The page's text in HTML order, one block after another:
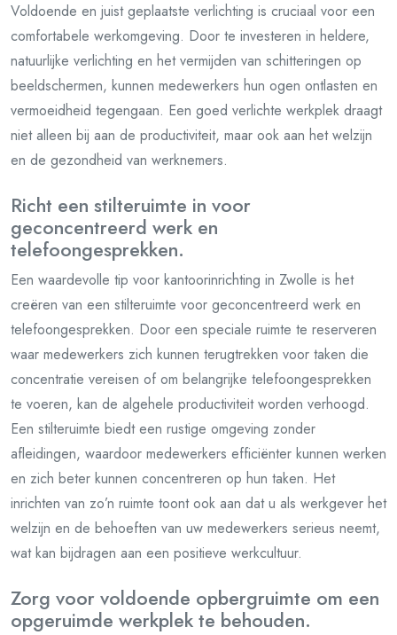
Voldoende en juist geplaatste verlichting is cruciaal voor een
comfortabele werkomgeving. Door te investeren in heldere,
natuurlijke verlichting en het vermijden van schitteringen op
beeldschermen, kunnen medewerkers hun ogen ontlasten en
vermoeidheid tegengaan. Een goed verlichte werkplek draagt
niet alleen bij aan de productiviteit, maar ook aan het welzijn
en de gezondheid van werknemers.
Richt een stilteruimte in voor
geconcentreerd werk en
telefoongesprekken.
Een waardevolle tip voor kantoorinrichting in Zwolle is het
creëren van een stilteruimte voor geconcentreerd werk en
telefoongesprekken. Door een speciale ruimte te reserveren
waar medewerkers zich kunnen terugtrekken voor taken die
concentratie vereisen of om belangrijke telefoongesprekken
te voeren, kan de algehele productiviteit worden verhoogd.
Een stilteruimte biedt een rustige omgeving zonder
afleidingen, waardoor medewerkers efficiënter kunnen werken
en zich beter kunnen concentreren op hun taken. Het
inrichten van zo’n ruimte toont ook aan dat u als werkgever het
welzijn en de behoeften van uw medewerkers serieus neemt,
wat kan bijdragen aan een positieve werkcultuur.
Zorg voor voldoende opbergruimte om een
opgeruimde werkplek te behouden.